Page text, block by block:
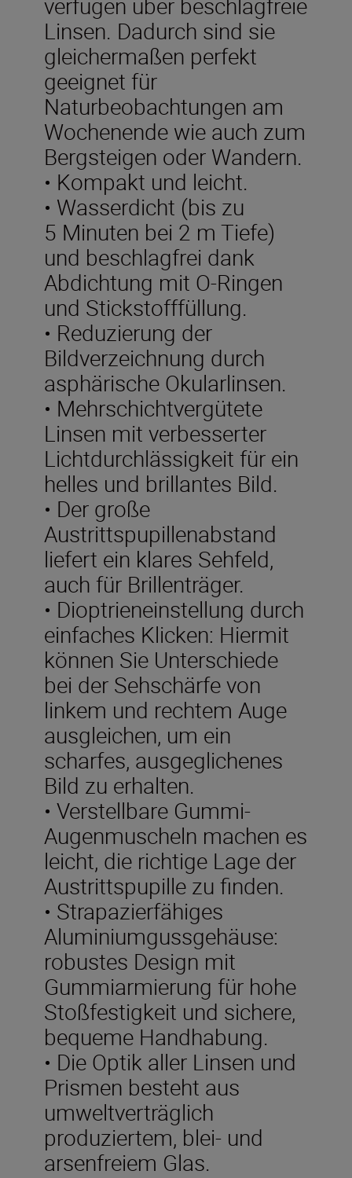
Linsen. Dadurch sind sie
gleichermaßen perfekt
geeignet für
Naturbeobachtungen am
Wochenende wie auch zum
Bergsteigen oder Wandern.
• Kompakt und leicht.
• Wasserdicht (bis zu
5 Minuten bei 2 m Tiefe)
und beschlagfrei dank
Abdichtung mit O-Ringen
und Stickstofffüllung.
• Reduzierung der
Bildverzeichnung durch
asphärische Okularlinsen.
• Mehrschichtvergütete
Linsen mit verbesserter
Lichtdurchlässigkeit für ein
helles und brillantes Bild.
• Der große
Austrittspupillenabstand
liefert ein klares Sehfeld,
auch für Brillenträger.
• Dioptrieneinstellung durch
einfaches Klicken: Hiermit
können Sie Unterschiede
bei der Sehschärfe von
linkem und rechtem Auge
ausgleichen, um ein
scharfes, ausgeglichenes
Bild zu erhalten.
• Verstellbare Gummi-
Augenmuscheln machen es
leicht, die richtige Lage der
Austrittspupille zu finden.
• Strapazierfähiges
Aluminiumgussgehäuse:
robustes Design mit
Gummiarmierung für hohe
Stoßfestigkeit und sichere,
bequeme Handhabung.
• Die Optik aller Linsen und
Prismen besteht aus
umweltverträglich
produziertem, blei- und
arsenfreiem Glas.